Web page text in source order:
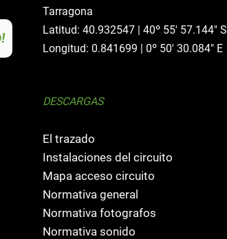
Tarragona
Latitud: 40.932547 | 40º 55' 57.144" S
Longitud: 0.841699 | 0º 50' 30.084" E
DESCARGAS
El trazado
Instalaciones del circuito
Mapa acceso circuito
Normativa general
Normativa fotografos
Normativa sonido